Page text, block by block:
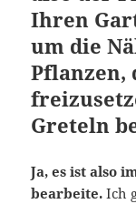
Ihren
um die
Pflanzen,
Greteln
Ja, es ist also
bearbeite. Ich